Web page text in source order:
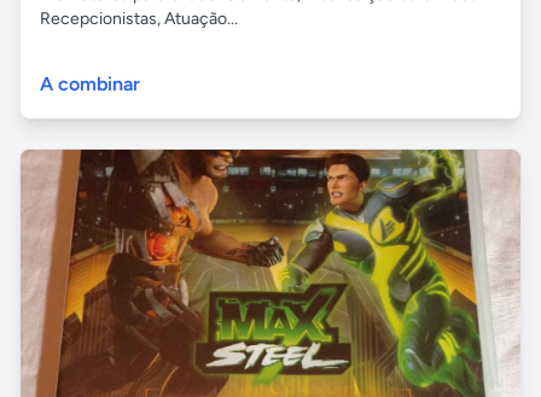
Recepcionistas, Atuação...
A combinar